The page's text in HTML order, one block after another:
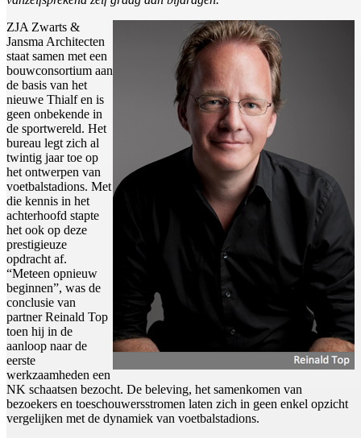
ZJA Zwarts &
Jansma Architecten
staat samen met een
bouwconsortium aan
de basis van het
nieuwe Thialf en is
geen onbekende in
de sportwereld. Het
bureau legt zich al
twintig jaar toe op
het ontwerpen van
voetbalstadions. Met
die kennis in het
achterhoofd stapte
het ook op deze
prestigieuze
opdracht af.
“Meteen opnieuw
beginnen”, was de
conclusie van
partner Reinald Top
toen hij in de
aanloop naar de
eerste
werkzaamheden een
NK schaatsen bezocht. De beleving, het samenkomen van
bezoekers en toeschouwersstromen laten zich in geen enkel opzicht
vergelijken met de dynamiek van voetbalstadions.